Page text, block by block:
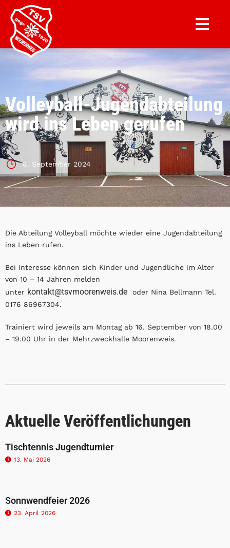
Volleyball-Jugendabteilung
wird ins Leben gerufen
8. September 2024
Die Abteilung Volleyball möchte wieder eine Jugendabteilung
ins Leben rufen.
Bei Interesse können sich Kinder und Jugendliche im Alter
von 10 – 14 Jahren melden
unter kontakt@tsvmoorenweis.de oder Nina Bellmann Tel.
0176 86967304.
Trainiert wird jeweils am Montag ab 16. September von 18.00
– 19.00 Uhr in der Mehrzweckhalle Moorenweis.
Aktuelle Veröffentlichungen
Tischtennis Jugendturnier
13. Mai 2026
Sonnwendfeier 2026
23. April 2026